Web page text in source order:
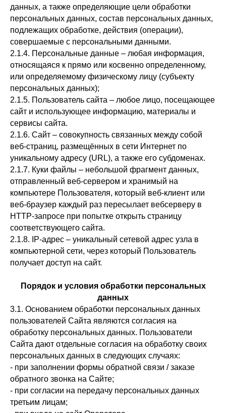
данных, а также определяющие цели обработки
персональных данных, состав персональных данных,
подлежащих обработке, действия (операции),
совершаемые с персональными данными.
2.1.4. Персональные данные – любая информация,
относящаяся к прямо или косвенно определенному,
или определяемому физическому лицу (субъекту
персональных данных);
2.1.5. Пользователь сайта – любое лицо, посещающее
сайт и использующее информацию, материалы и
сервисы сайта.
2.1.6. Сайт – совокупность связанных между собой
веб-страниц, размещённых в сети Интернет по
уникальному адресу (URL), а также его субдоменах.
2.1.7. Куки файлы – небольшой фрагмент данных,
отправленный веб-сервером и хранимый на
компьютере Пользователя, который веб-клиент или
веб-браузер каждый раз пересылает вебсерверу в
HTTP-запросе при попытке открыть страницу
соответствующего сайта.
2.1.8. IP-адрес – уникальный сетевой адрес узла в
компьютерной сети, через который Пользователь
получает доступ на сайт.
Порядок и условия обработки персональных
данных
3.1. Основанием обработки персональных данных
пользователей Сайта являются согласия на
обработку персональных данных. Пользователи
Сайта дают отдельные согласия на обработку своих
персональных данных в следующих случаях:
- при заполнении формы обратной связи / заказе
обратного звонка на Сайте;
- при согласии на передачу персональных данных
третьим лицам;